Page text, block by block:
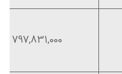
797,831,000